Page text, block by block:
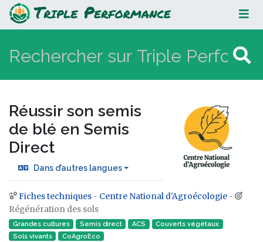
Réussir son semis de blé en Semis
Direct
Réussir son semis
de blé en Semis
Direct
Dans d’autres langues
Aller à :navigation,rechercher
Fiches techniques - Centre National d'Agroécologie -
Régénération des sols
Grandes cultures Semis direct ACS
Couverts végétaux
Sols vivants
CoAgroEco